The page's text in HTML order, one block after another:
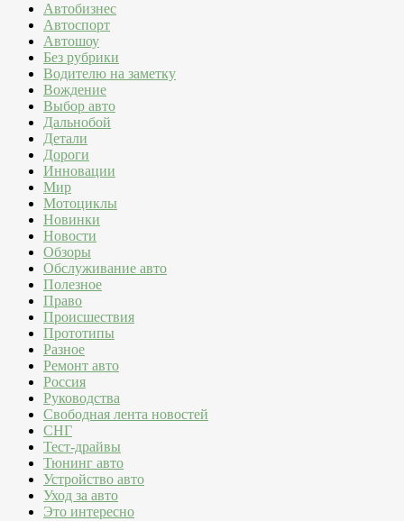
Автобизнес
Автоспорт
Автошоу
Без рубрики
Водителю на заметку
Вождение
Выбор авто
Дальнобой
Детали
Дороги
Инновации
Мир
Мотоциклы
Новинки
Новости
Обзоры
Обслуживание авто
Полезное
Право
Происшествия
Прототипы
Разное
Ремонт авто
Россия
Руководства
Свободная лента новостей
СНГ
Тест-драйвы
Тюнинг авто
Устройство авто
Уход за авто
Это интересно